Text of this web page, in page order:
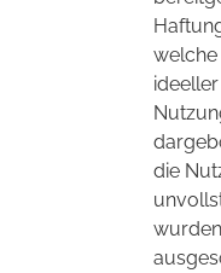
die